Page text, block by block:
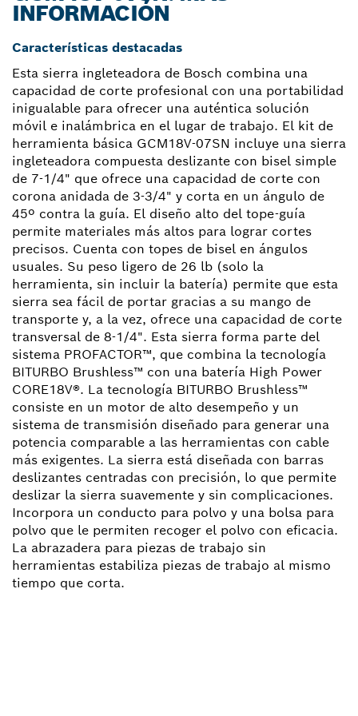
INFORMACIÓN
Características destacadas
Esta sierra ingleteadora de Bosch combina una
capacidad de corte profesional con una portabilidad
inigualable para ofrecer una auténtica solución
móvil e inalámbrica en el lugar de trabajo. El kit de
herramienta básica GCM18V-07SN incluye una sierra
ingleteadora compuesta deslizante con bisel simple
de 7-1/4" que ofrece una capacidad de corte con
corona anidada de 3-3/4" y corta en un ángulo de
45º contra la guía. El diseño alto del tope-guía
permite materiales más altos para lograr cortes
precisos. Cuenta con topes de bisel en ángulos
usuales. Su peso ligero de 26 lb (solo la
herramienta, sin incluir la batería) permite que esta
sierra sea fácil de portar gracias a su mango de
transporte y, a la vez, ofrece una capacidad de corte
transversal de 8-1/4". Esta sierra forma parte del
sistema PROFACTOR™, que combina la tecnología
BITURBO Brushless™ con una batería High Power
CORE18V®. La tecnología BITURBO Brushless™
consiste en un motor de alto desempeño y un
sistema de transmisión diseñado para generar una
potencia comparable a las herramientas con cable
más exigentes. La sierra está diseñada con barras
deslizantes centradas con precisión, lo que permite
deslizar la sierra suavemente y sin complicaciones.
Incorpora un conducto para polvo y una bolsa para
polvo que le permiten recoger el polvo con eficacia.
La abrazadera para piezas de trabajo sin
herramientas estabiliza piezas de trabajo al mismo
tiempo que corta.